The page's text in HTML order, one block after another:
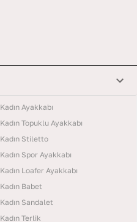
Kadın Ayakkabı
Kadın Topuklu Ayakkabı
Kadın Stiletto
Kadın Spor Ayakkabı
Kadın Loafer Ayakkabı
Kadın Babet
Kadın Sandalet
Kadın Terlik